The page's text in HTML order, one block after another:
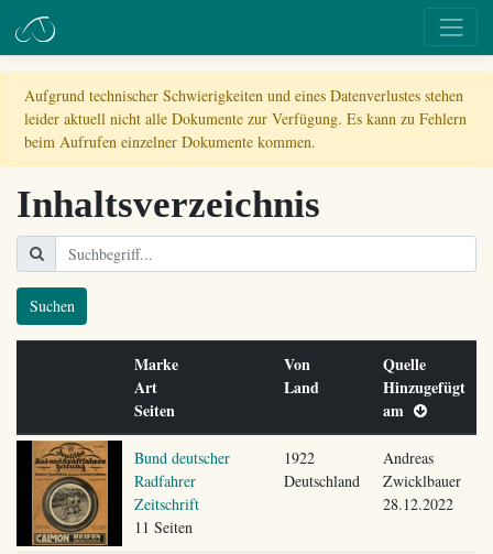
Aufgrund technischer Schwierigkeiten und eines Datenverlustes stehen
leider aktuell nicht alle Dokumente zur Verfügung. Es kann zu Fehlern
beim Aufrufen einzelner Dokumente kommen.
Inhaltsverzeichnis
Suchen
Marke
Art
Seiten
Von
Land
Quelle
Hinzugefügt
am
Bund deutscher
Radfahrer
Zeitschrift
11 Seiten
1922
Deutschland
Andreas
Zwicklbauer
28.12.2022